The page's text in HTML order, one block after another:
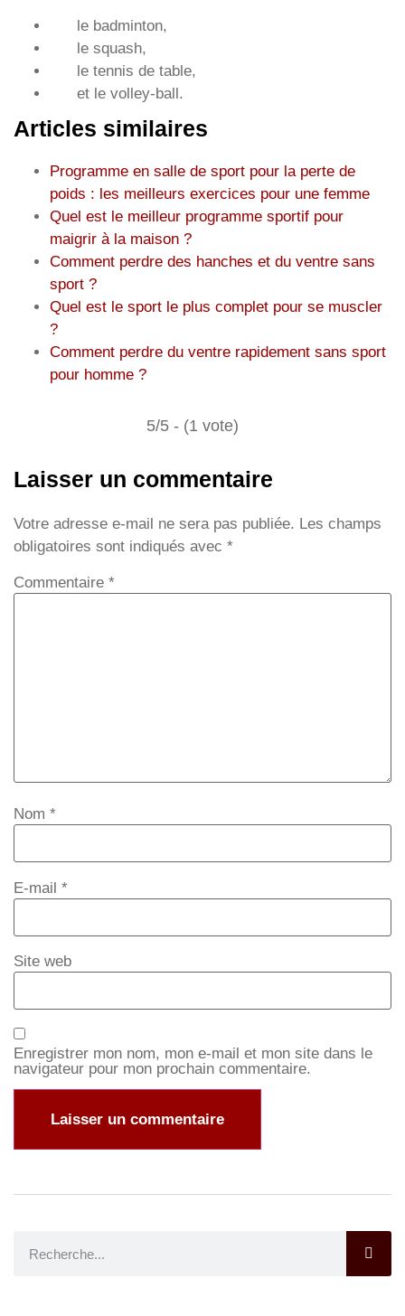
le badminton,
le squash,
le tennis de table,
et le volley-ball.
Articles similaires
Programme en salle de sport pour la perte de
poids : les meilleurs exercices pour une femme
Quel est le meilleur programme sportif pour
maigrir à la maison ?
Comment perdre des hanches et du ventre sans
sport ?
Quel est le sport le plus complet pour se muscler
?
Comment perdre du ventre rapidement sans sport
pour homme ?
5/5 - (1 vote)
Laisser un commentaire
Votre adresse e-mail ne sera pas publiée. Les champs
obligatoires sont indiqués avec *
Commentaire *
Nom *
E-mail *
Site web
Enregistrer mon nom, mon e-mail et mon site dans le
navigateur pour mon prochain commentaire.